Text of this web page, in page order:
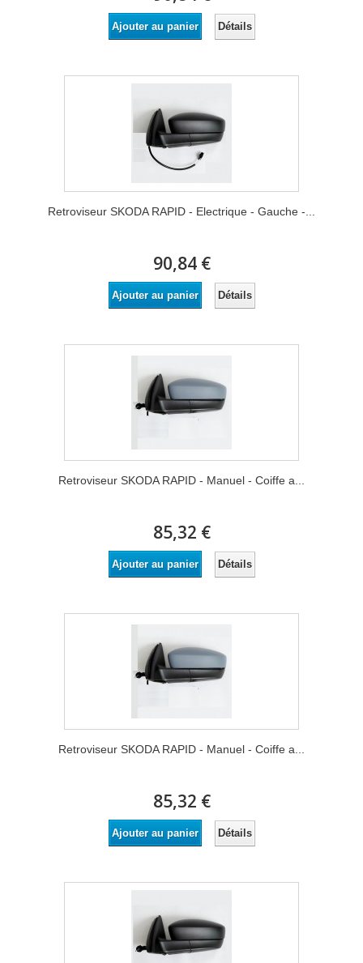
Ajouter au panier Détails
Retroviseur SKODA RAPID - Electrique - Gauche -...
90,84 €
Ajouter au panier Détails
Retroviseur SKODA RAPID - Manuel - Coiffe a...
85,32 €
Ajouter au panier Détails
Retroviseur SKODA RAPID - Manuel - Coiffe a...
85,32 €
Ajouter au panier Détails